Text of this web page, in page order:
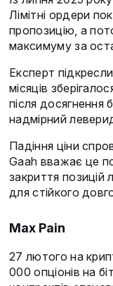
Лімітні ордери
пропозицію, а
максимуму за
Експерт
місяців
після досягнення
надмірний
Падіння ціни
Gaah вважає це
закриття позицій
для стійкого
Max Pain
27 лютого на
000 опціонів на